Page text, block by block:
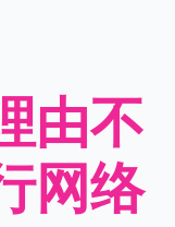
由不
网络